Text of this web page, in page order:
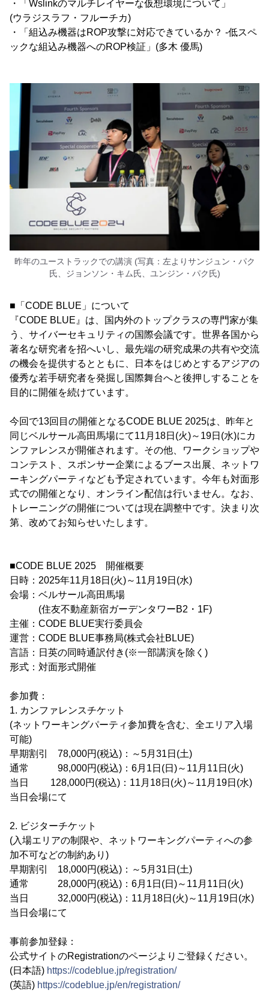
・「Wslinkのマルチレイヤーな仮想環境について」
(ウラジスラフ・フルーチカ)
・「組込み機器はROP攻撃に対応できているか？ -低スペ
ックな組込み機器へのROP検証」(多木 優馬)
昨年のユーストラックでの講演 (写真：左よりサンジュン・パク
氏、ジョンソン・キム氏、ユンジン・パク氏)
■「CODE BLUE」について
『CODE BLUE』は、国内外のトップクラスの専門家が集
う、サイバーセキュリティの国際会議です。世界各国から
著名な研究者を招へいし、最先端の研究成果の共有や交流
の機会を提供するとともに、日本をはじめとするアジアの
優秀な若手研究者を発掘し国際舞台へと後押しすることを
目的に開催を続けています。
今回で13回目の開催となるCODE BLUE 2025は、昨年と
同じベルサール高田馬場にて11月18日(火)～19日(水)にカ
ンファレンスが開催されます。その他、ワークショップや
コンテスト、スポンサー企業によるブース出展、ネットワ
ーキングパーティなども予定されています。今年も対面形
式での開催となり、オンライン配信は行いません。なお、
トレーニングの開催については現在調整中です。決まり次
第、改めてお知らせいたします。
■CODE BLUE 2025 開催概要
日時：2025年11月18日(火)～11月19日(水)
会場：ベルサール高田馬場
(住友不動産新宿ガーデンタワーB2・1F)
主催：CODE BLUE実行委員会
運営：CODE BLUE事務局(株式会社BLUE)
言語：日英の同時通訳付き(※一部講演を除く)
形式：対面形式開催
参加費：
1. カンファレンスチケット
(ネットワーキングパーティ参加費を含む、全エリア入場
可能)
早期割引 78,000円(税込)：～5月31日(土)
通常 98,000円(税込)：6月1日(日)～11月11日(火)
当日 128,000円(税込)：11月18日(火)～11月19日(水)
当日会場にて
2. ビジターチケット
(入場エリアの制限や、ネットワーキングパーティへの参
加不可などの制約あり)
早期割引 18,000円(税込)：～5月31日(土)
通常 28,000円(税込)：6月1日(日)～11月11日(火)
当日 32,000円(税込)：11月18日(火)～11月19日(水)
当日会場にて
事前参加登録：
公式サイトのRegistrationのページよりご登録ください。
(日本語) https://codeblue.jp/registration/
(英語) https://codeblue.jp/en/registration/